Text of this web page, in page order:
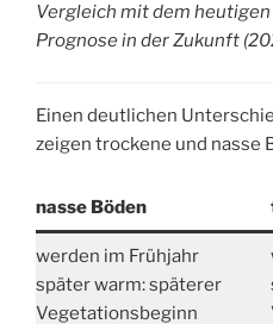
Vergleich mit dem heutigen
Prognose in der Zukunft
Einen deutlichen
zeigen trockene und nasse
nasse Böden
werden im Frühjahr
später warm: späterer
Vegetationsbeginn